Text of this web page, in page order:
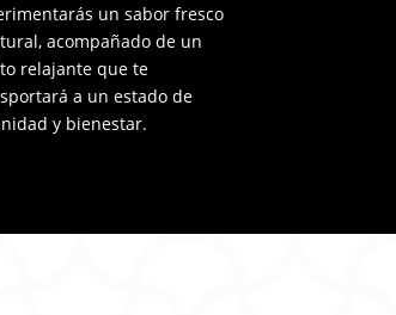
un sabor fresco
acompañado de un
relajante que te
a un estado de
y bienestar.